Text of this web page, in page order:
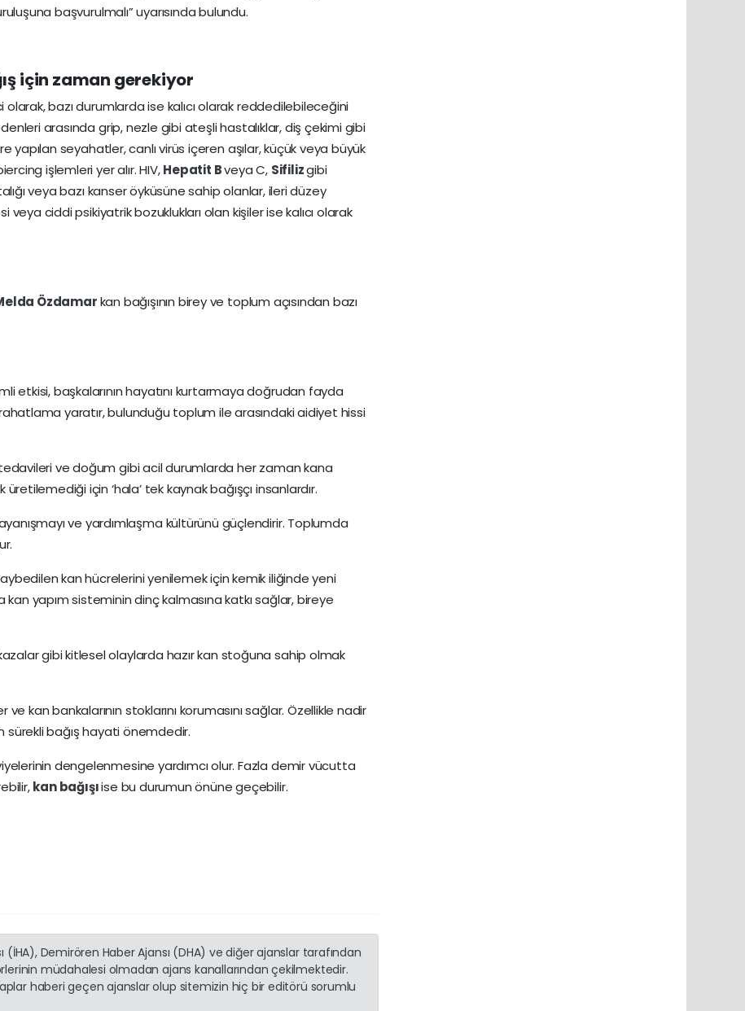
başvurulmalı” uyarısında bulundu.
için zaman gerekiyor
olarak, bazı durumlarda ise kalıcı olarak reddedilebileceğini
arasında grip, nezle gibi ateşli hastalıklar, diş çekimi gibi
yapılan seyahatler, canlı virüs içeren aşılar, küçük veya büyük
işlemleri yer alır. HIV,Hepatit Bveya C, Sifilizgibi
veya bazı kanser öyküsüne sahip olanlar, ileri düzey
ciddi psikiyatrik bozuklukları olan kişiler ise kalıcı olarak
Özdamarkan bağışının birey ve toplum açısından bazı
etkisi, başkalarının hayatını kurtarmaya doğrudan fayda
yaratır, bulunduğu toplum ile arasındaki aidiyet hissi
ve doğum gibi acil durumlarda her zaman kana
için ‘hala’ tek kaynak bağışçı insanlardır.
ve yardımlaşma kültürünü güçlendirir. Toplumda
kan hücrelerini yenilemek için kemik iliğinde yeni
kan yapım sisteminin dinç kalmasına katkı sağlar, bireye
gibi kitlesel olaylarda hazır kan stoğuna sahip olmak
ve kan bankalarının stoklarını korumasını sağlar. Özellikle nadir
sürekli bağış hayati önemdedir.
dengelenmesine yardımcı olur. Fazla demir vücutta
kan bağışıise bu durumun önüne geçebilir.
(İHA), Demirören Haber Ajansı (DHA) ve diğer ajanslar tarafından
müdahalesi olmadan ajans kanallarından çekilmektedir.
haberi geçen ajanslar olup sitemizin hiç bir editörü sorumlu